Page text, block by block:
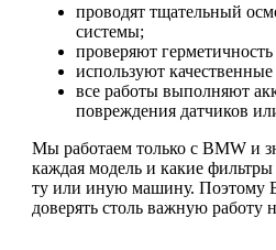
проводят тщательный
системы;
проверяют
используют
все работы выполняют
повреждения датчиков
Мы работаем только с BMW и
каждая модель и какие
ту или иную машину. Поэтому
доверять столь важную работу